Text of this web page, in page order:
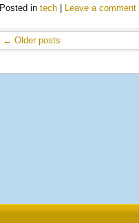
Posted in tech Leave a comment
← Older posts